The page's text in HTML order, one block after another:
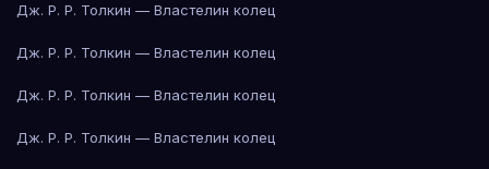
Дж. Р. Р. Толкин — Властелин колец
Дж. Р. Р. Толкин — Властелин колец
Дж. Р. Р. Толкин — Властелин колец
Дж. Р. Р. Толкин — Властелин колец